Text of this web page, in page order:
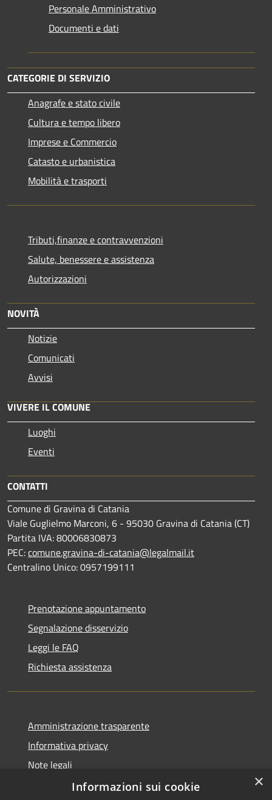
Personale Amministrativo
Documenti e dati
CATEGORIE DI SERVIZIO
Anagrafe e stato civile
Cultura e tempo libero
Imprese e Commercio
Catasto e urbanistica
Mobilità e trasporti
Tributi,finanze e contravvenzioni
Salute, benessere e assistenza
Autorizzazioni
NOVITÀ
Notizie
Comunicati
Avvisi
VIVERE IL COMUNE
Luoghi
Eventi
CONTATTI
Comune di Gravina di Catania
Viale Guglielmo Marconi, 6 - 95030 Gravina di Catania (CT)
Partita IVA: 80006830873
PEC:comune.gravina-di-catania@legalmail.it
Centralino Unico: 0957199111
Prenotazione appuntamento
Segnalazione disservizio
Leggi le FAQ
Richiesta assistenza
Amministrazione trasparente
Informativa privacy
Note legali
Dichiarazione di accessibilità
×
Informazioni sui cookie